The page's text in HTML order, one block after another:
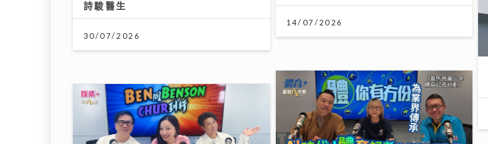
詩駿醫生
30/07/2026
14/07/2026